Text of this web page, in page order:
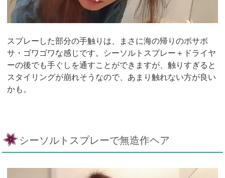
スプレーした部分の手触りは、まさに海の帰りのボサボ
サ・ゴワゴワな感じです。シーソルトスプレー＋ドライヤ
ーの後でも手ぐしを通すことができますが、触りすぎると
スタイリングが崩れそうなので、あまり触れない方が良い
かも。
シーソルトスプレーで無造作ヘア